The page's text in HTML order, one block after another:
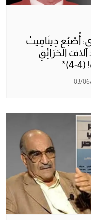
أُصْبُع دِينَامِيتْ
الحَرَائِقِ
03/